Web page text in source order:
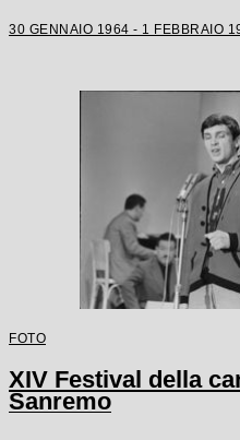
30 GENNAIO 1964 - 1 FEBBRAIO
FOTO
XIV Festival della
Sanremo